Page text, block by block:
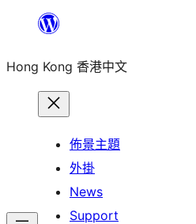
主
Hong Kong 香港中文
佈景主題
外掛
News
Support